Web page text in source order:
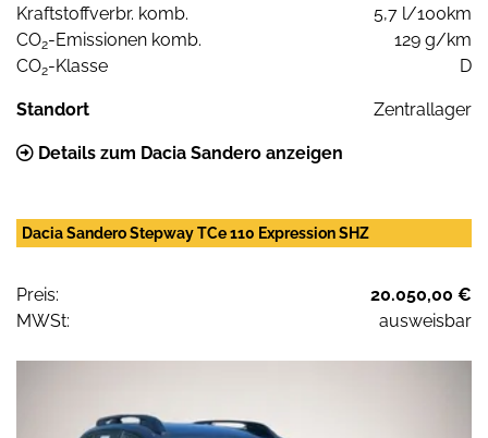
Kraftstoffverbr. komb.
5,7 l/100km
CO2-Emissionen komb.
129 g/km
CO2-Klasse D
Standort Zentrallager
Details zum Dacia Sandero anzeigen
Dacia Sandero Stepway TCe 110 Expression SHZ
Preis:
20.050,00 €
MWSt:
ausweisbar